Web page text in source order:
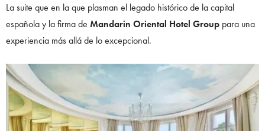
La suite que en la que plasman el legado histórico de la capital
española y la firma de Mandarin Oriental Hotel Group para una
experiencia más allá de lo excepcional.